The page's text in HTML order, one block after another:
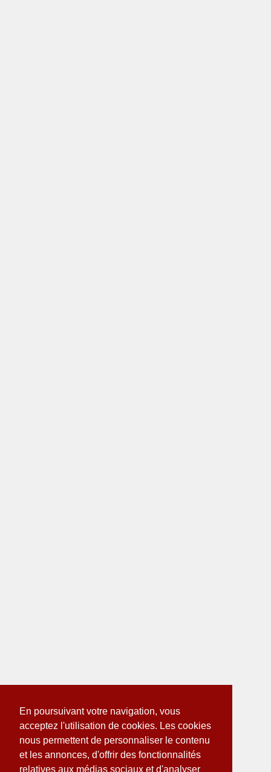
En poursuivant votre navigation, vous
acceptez l'utilisation de cookies. Les cookies
nous permettent de personnaliser le contenu
et les annonces, d'offrir des fonctionnalités
relatives aux médias sociaux et d'analyser